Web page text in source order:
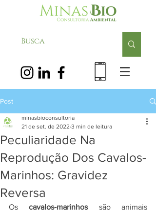
Post
Peculiaridade Na
Reprodução Dos Cavalos-
Marinhos: Gravidez
Reversa
minasbioconsultoria
21 de set. de 2022 3 min de leitura
Os cavalos-marinhos são animais